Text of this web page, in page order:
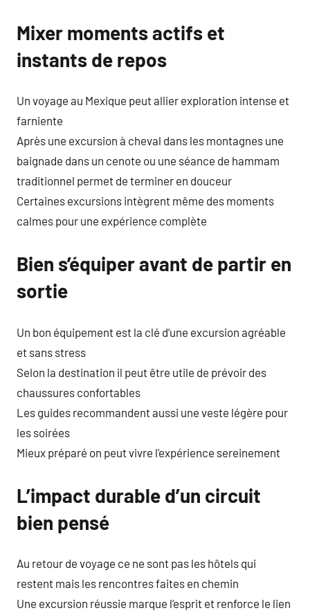
Mixer moments actifs et
instants de repos
Un voyage au Mexique peut allier exploration intense et
farniente
Après une excursion à cheval dans les montagnes une
baignade dans un cenote ou une séance de hammam
traditionnel permet de terminer en douceur
Certaines excursions intègrent même des moments
calmes pour une expérience complète
Bien s’équiper avant de partir en
sortie
Un bon équipement est la clé d’une excursion agréable
et sans stress
Selon la destination il peut être utile de prévoir des
chaussures confortables
Les guides recommandent aussi une veste légère pour
les soirées
Mieux préparé on peut vivre l’expérience sereinement
L’impact durable d’un circuit
bien pensé
Au retour de voyage ce ne sont pas les hôtels qui
restent mais les rencontres faites en chemin
Une excursion réussie marque l’esprit et renforce le lien